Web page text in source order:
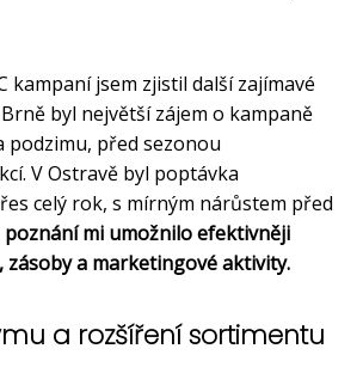
kampaní jsem zjistil další zajímavé
byl největší zájem o kampaně
podzimu, před sezonou
V Ostravě byl poptávka
celý rok, s mírným nárůstem před
poznání mi umožnilo efektivněji
a marketingové aktivity.
a rozšíření sortimentu